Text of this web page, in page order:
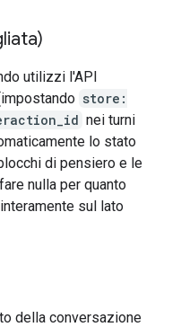
utilizzi l'API
store:
nei turni
lo stato
di pensiero e le
nulla per quanto
sul lato
della conversazione